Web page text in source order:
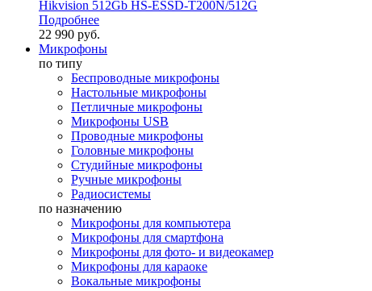
Hikvision 512Gb HS-ESSD-T200N/512G
Подробнее
22 990 руб.
Микрофоны
по типу
Беспроводные микрофоны
Настольные микрофоны
Петличные микрофоны
Микрофоны USB
Проводные микрофоны
Головные микрофоны
Студийные микрофоны
Ручные микрофоны
Радиосистемы
по назначению
Микрофоны для компьютера
Микрофоны для смартфона
Микрофоны для фото- и видеокамер
Микрофоны для караоке
Вокальные микрофоны